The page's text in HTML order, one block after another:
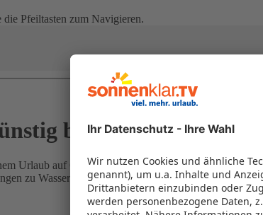
Pfeiltasten zum Navigieren.
buchen
Urlaub auf Grenada! Die Gewürzinsel lockt mit
zu Wasserfällen oder kreolische Küche in St.